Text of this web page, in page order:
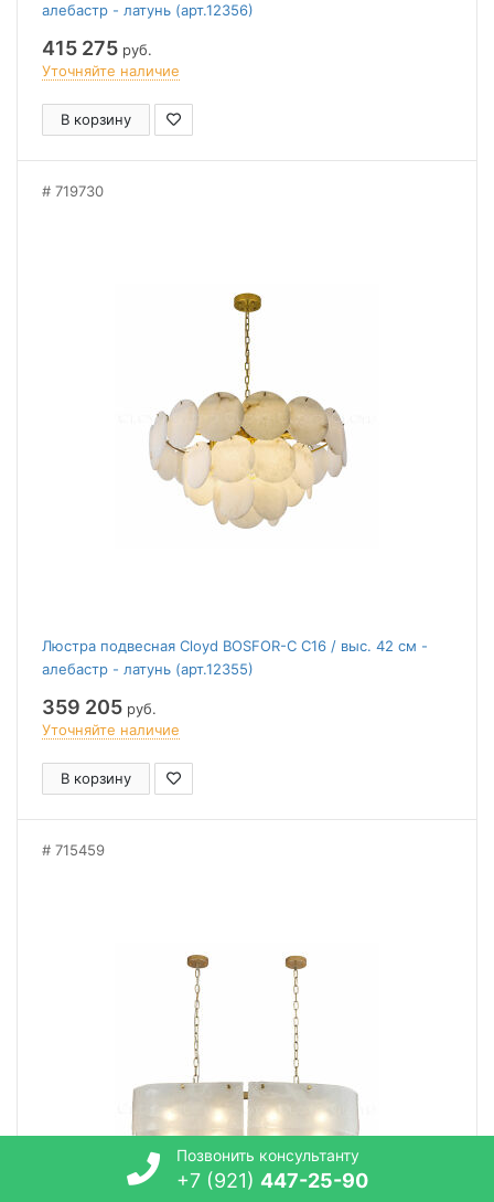
алебастр - латунь (арт.12356)
415 275 руб.
Уточняйте наличие
В корзину
719730
Люстра подвесная Cloyd BOSFOR-C C16 / выс. 42 см -
алебастр - латунь (арт.12355)
359 205 руб.
Уточняйте наличие
В корзину
715459
Позвонить консультанту
+7 (921) 447-25-90